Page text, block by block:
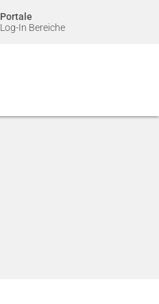
Portale
Log-In Bereiche